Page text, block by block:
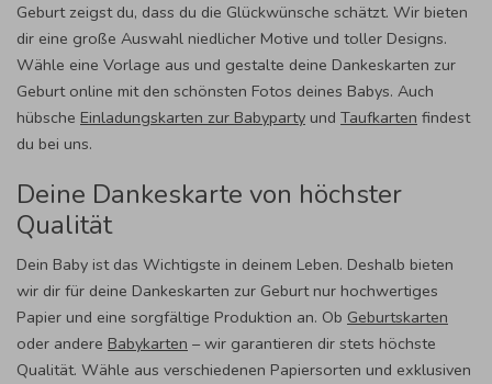
Geburt zeigst du, dass du die Glückwünsche schätzt. Wir bieten
dir eine große Auswahl niedlicher Motive und toller Designs.
Wähle eine Vorlage aus und gestalte deine Dankeskarten zur
Geburt online mit den schönsten Fotos deines Babys. Auch
hübsche Einladungskarten zur Babyparty und Taufkarten findest
du bei uns.
Deine Dankeskarte von höchster
Qualität
Dein Baby ist das Wichtigste in deinem Leben. Deshalb bieten
wir dir für deine Dankeskarten zur Geburt nur hochwertiges
Papier und eine sorgfältige Produktion an. Ob Geburtskarten
oder andere Babykarten – wir garantieren dir stets höchste
Qualität. Wähle aus verschiedenen Papiersorten und exklusiven